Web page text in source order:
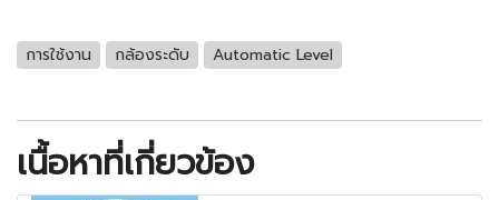
การใช้งาน กล้องระดับ Automatic Level
เนื้อหาที่เกี่ยวข้อง